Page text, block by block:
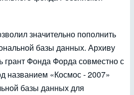
значительно пополнить
базы данных. Архиву
грант Фонда Форда совместно с
названием «Космос - 2007»
базы данных для